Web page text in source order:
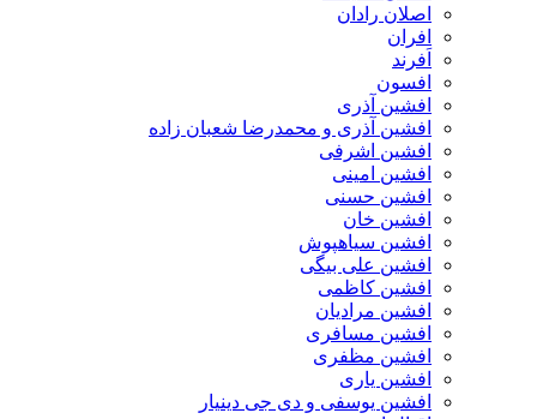
اصلان رادان
افران
اَفرند
افسون
افشین آذری
افشین آذری و محمدرضا شعبان زاده
افشین اشرفی
افشین امینی
افشین حسنی
افشین خان
افشین سیاهپوش
افشین علی بیگی
افشین کاظمی
افشین مرادیان
افشین مسافری
افشین مظفری
افشین یاری
افشین یوسفی و دی جی دینیار